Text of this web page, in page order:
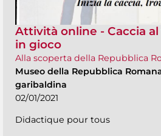
Attività online - Caccia
in gioco
Alla scoperta della Repubblica
Museo della Repubblica
garibaldina
02/01/2021
Didactique pour tous